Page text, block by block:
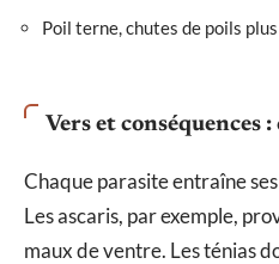
Poil terne, chutes de poils
Vers et conséquences
Chaque parasite entraîne
Les ascaris, par exemple,
maux de ventre. Les ténias